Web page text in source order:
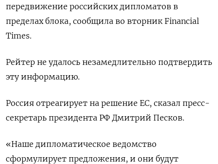
передвижение российских дипломатов в
пределах блока, сообщила во вторник Financial
Times.
Рейтер не удалось незамедлительно подтвердить
эту информацию.
Россия отреагирует на решение ЕС, сказал пресс-
секретарь президента РФ Дмитрий Песков.
«Наше дипломатическое ведомство
сформулирует предложения, и они будут